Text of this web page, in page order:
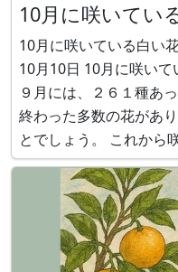
10月に咲いてい
10月に咲いている白い
10月10日 10月に咲いている花は１９６種ありました。
９月には、２６１種あ
終わった多数の花があ
とでしょう。 これから
ど多くないので、冬に
われます。 しかし、１
の花があり、大作り ｢